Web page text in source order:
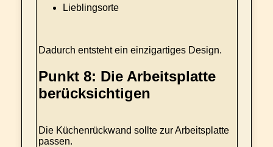
Lieblingsorte
Dadurch entsteht ein einzigartiges Design.
Punkt 8: Die Arbeitsplatte
berücksichtigen
Die Küchenrückwand sollte zur Arbeitsplatte
passen.